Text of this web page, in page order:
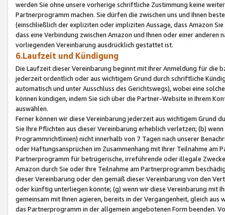
werden Sie ohne unsere vorherige schriftliche Zustimmung keine
Partnerprogramm machen. Sie dürfen die zwischen uns und Ihnen
(einschließlich der expliziten oder impliziten Aussage, dass Amazon
dass eine Verbindung zwischen Amazon und Ihnen oder einer
vorliegenden Vereinbarung ausdrücklich gestattet ist.
6.Laufzeit und Kündigung
Die Laufzeit dieser Vereinbarung beginnt mit Ihrer Anmeldung für die
jederzeit ordentlich oder aus wichtigem Grund durch schriftliche
automatisch und unter Ausschluss des Gerichtswegs), wobei eine
können kündigen, indem Sie sich über die Partner-Website in Ihrem
auswählen.
Ferner können wir diese Vereinbarung jederzeit aus wichtigem Grund
Sie Ihre Pflichten aus dieser Vereinbarung erheblich verletzen; (b)
Programmrichtlinien) nicht innerhalb von 7 Tagen nach unserer
oder Haftungsansprüchen im Zusammenhang mit Ihrer Teilnahme am
Partnerprogramm für betrügerische, irreführende oder illegale
Amazon durch Sie oder Ihre Teilnahme am Partnerprogramm
dieser Vereinbarung oder den gemäß dieser Vereinbarung von den
oder künftig unterliegen könnte; (g) wenn wir diese Vereinbarung mit
gemeinsam mit Ihnen agieren, bereits in der Vergangenheit, gleich
das Partnerprogramm in der allgemein angebotenen Form beenden.